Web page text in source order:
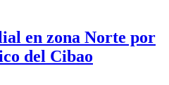
en zona Norte por
del Cibao